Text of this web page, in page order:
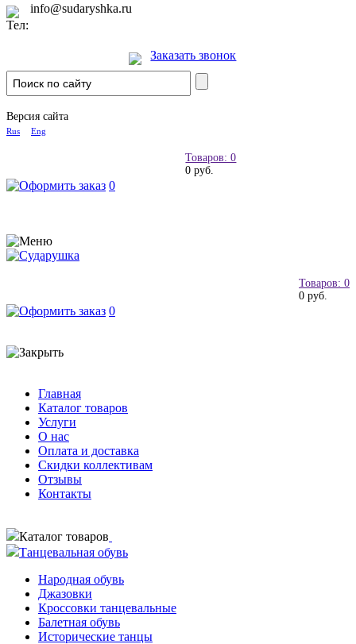
info@sudaryshka.ru
Заказать звонок
Версия сайта
Rus Eng
Товаров: 0
0 руб.
0
Товаров: 0
0 руб.
0
Главная
Каталог товаров
Услуги
О нас
Оплата и доставка
Скидки коллективам
Отзывы
Контакты
Каталог товаров
Танцевальная обувь
Народная обувь
Джазовки
Кроссовки танцевальные
Балетная обувь
Исторические танцы